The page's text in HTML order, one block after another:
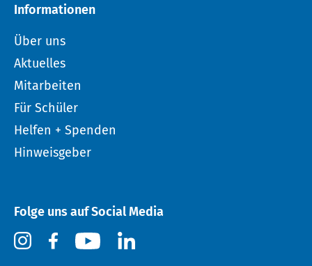
Informationen
Über uns
Aktuelles
Mitarbeiten
Für Schüler
Helfen + Spenden
Hinweisgeber
Folge uns auf Social Media